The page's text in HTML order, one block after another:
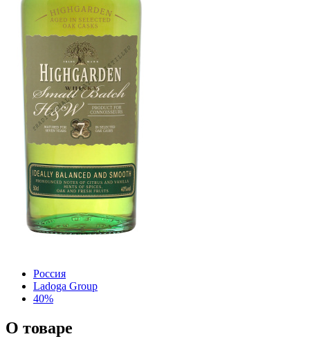
Россия
Ladoga Group
40%
О товаре